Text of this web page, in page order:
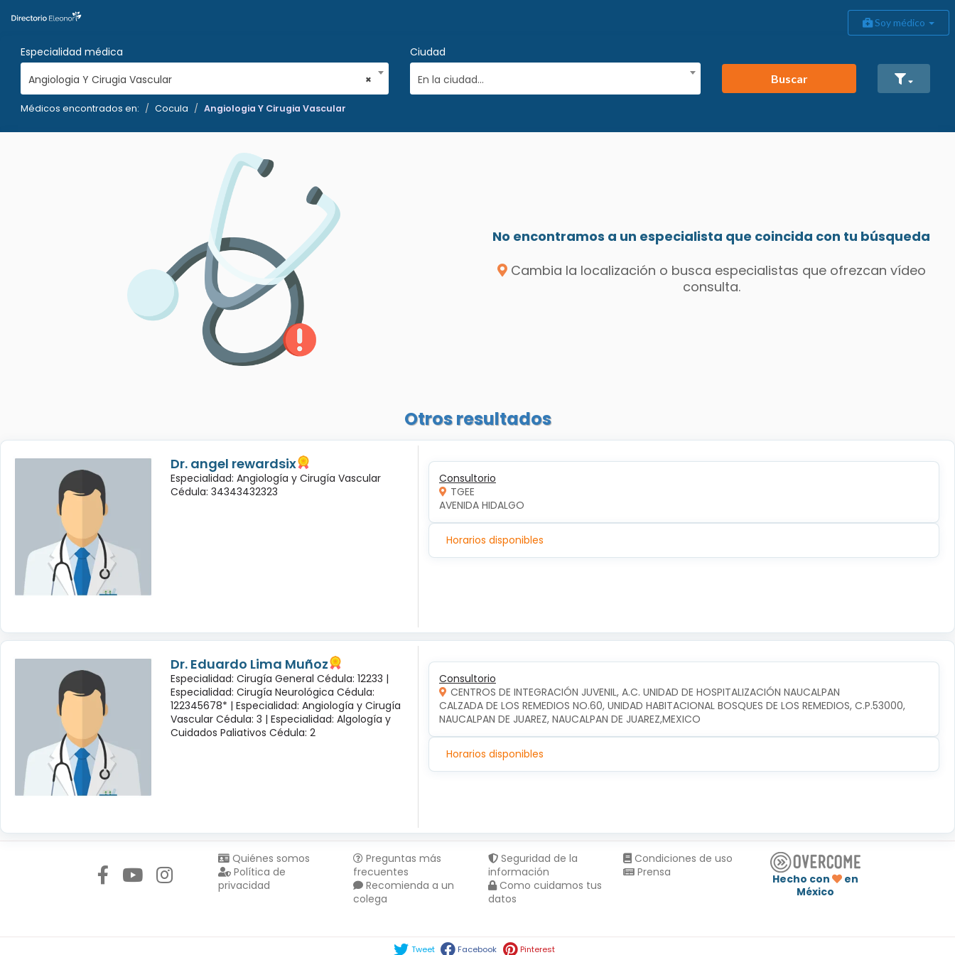
Soy médico
Especialidad médica
×
Angiologia Y Cirugia Vascular
Ciudad
En la ciudad...
Buscar
Médicos encontrados en: Cocula Angiologia Y Cirugia Vascular
No encontramos a un especialista que coincida con tu búsqueda
Cambia la localización o busca especialistas que ofrezcan vídeo
consulta.
Otros resultados
Dr. angel rewardsix
Especialidad: Angiología y Cirugía Vascular
Cédula: 34343432323
Consultorio
TGEE
AVENIDA HIDALGO
Horarios disponibles
Dr. Eduardo Lima Muñoz
Especialidad: Cirugía General Cédula: 12233 |
Especialidad: Cirugía Neurológica Cédula:
122345678* | Especialidad: Angiología y Cirugía
Vascular Cédula: 3 | Especialidad: Algología y
Cuidados Paliativos Cédula: 2
Consultorio
CENTROS DE INTEGRACIÓN JUVENIL, A.C. UNIDAD DE HOSPITALIZACIÓN NAUCALPAN
CALZADA DE LOS REMEDIOS NO.60, UNIDAD HABITACIONAL BOSQUES DE LOS REMEDIOS, C.P.53000,
NAUCALPAN DE JUAREZ, NAUCALPAN DE JUAREZ,MEXICO
Horarios disponibles
Quiénes somos
Política de
privacidad
Preguntas más
frecuentes
Recomienda a un
colega
Seguridad de la
información
Como cuidamos tus
datos
Condiciones de uso
Prensa
Hecho con
en
México
Tweet Facebook Pinterest